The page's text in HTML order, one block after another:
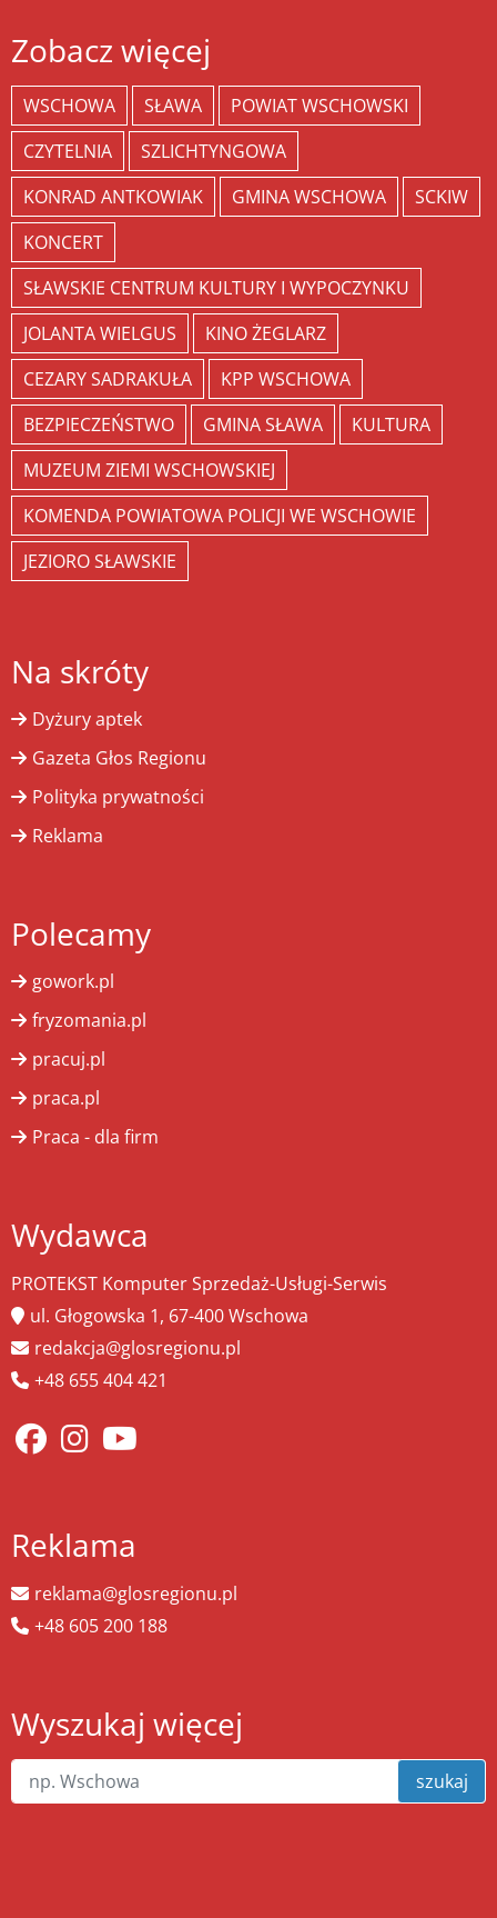
Zobacz więcej
WSCHOWA SŁAWA
POWIAT WSCHOWSKI
CZYTELNIA
SZLICHTYNGOWA
KONRAD ANTKOWIAK
GMINA WSCHOWA
SCKIW
KONCERT
SŁAWSKIE CENTRUM KULTURY I WYPOCZYNKU
JOLANTA WIELGUS
KINO ŻEGLARZ
CEZARY SADRAKUŁA
KPP WSCHOWA
BEZPIECZEŃSTWO
GMINA SŁAWA
KULTURA
MUZEUM ZIEMI WSCHOWSKIEJ
KOMENDA POWIATOWA POLICJI WE WSCHOWIE
JEZIORO SŁAWSKIE
Na skróty
Dyżury aptek
Gazeta Głos Regionu
Polityka prywatności
Reklama
Polecamy
gowork.pl
fryzomania.pl
pracuj.pl
praca.pl
Praca - dla firm
Wydawca
PROTEKST Komputer Sprzedaż-Usługi-Serwis
ul. Głogowska 1, 67-400 Wschowa
redakcja@glosregionu.pl
+48 655 404 421
Reklama
reklama@glosregionu.pl
+48 605 200 188
Wyszukaj więcej
szukaj